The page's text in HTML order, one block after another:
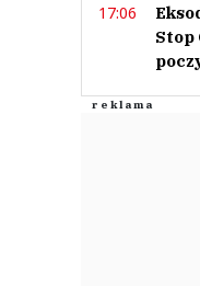
17:06
Stop